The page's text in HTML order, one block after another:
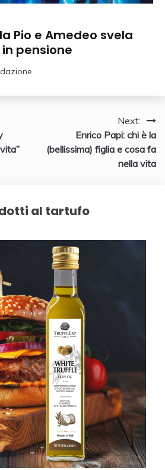
Pio e Amedeo svela
pensione
Next:
Enrico Papi: chi è la
(bellissima) figlia e cosa fa
nella vita
al tartufo